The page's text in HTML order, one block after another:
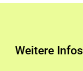
Weitere Infos